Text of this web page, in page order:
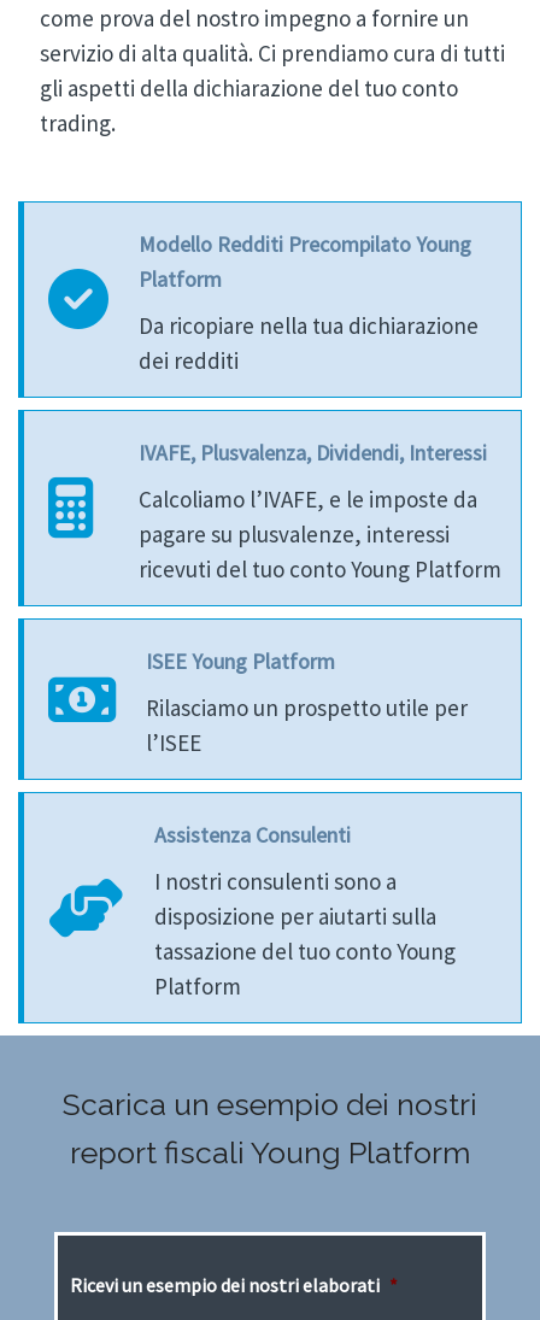
come prova del nostro impegno a fornire un
servizio di alta qualità. Ci prendiamo cura di tutti
gli aspetti della dichiarazione del tuo conto
trading.
Modello Redditi Precompilato Young
Platform
Da ricopiare nella tua dichiarazione
dei redditi
IVAFE, Plusvalenza, Dividendi, Interessi
Calcoliamo l’IVAFE, e le imposte da
pagare su plusvalenze, interessi
ricevuti del tuo conto Young Platform
ISEE Young Platform
Rilasciamo un prospetto utile per
l’ISEE
Assistenza Consulenti
I nostri consulenti sono a
disposizione per aiutarti sulla
tassazione del tuo conto Young
Platform
Scarica un esempio dei nostri
report fiscali Young Platform
Ricevi un esempio dei nostri elaborati *